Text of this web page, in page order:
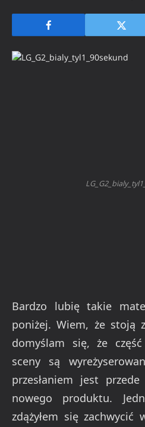
Bardzo lubię takie
poniżej. Wiem, że stoją
domyślam się, że
sceny są
przesłaniem jest
nowego produktu.
zdążyłem się zachwycić